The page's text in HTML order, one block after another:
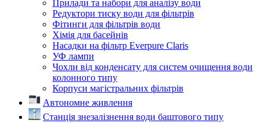
Прилади та набори для аналізу води
Редуктори тиску води для фільтрів
Фітинги для фільтрів води
Хімія для басейнів
Насадки на фільтр Everpure Claris
УФ лампи
Чохли від конденсату для систем очищення води
колонного типу
Корпуси магістральних фільтрів
Автономне живлення
Станція знезалізнення води баштового типу